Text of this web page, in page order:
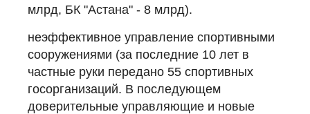
млрд, БК "Астана" - 8 млрд).
неэффективное управление спортивными
сооружениями (за последние 10 лет в
частные руки передано 55 спортивных
госорганизаций. В последующем
доверительные управляющие и новые